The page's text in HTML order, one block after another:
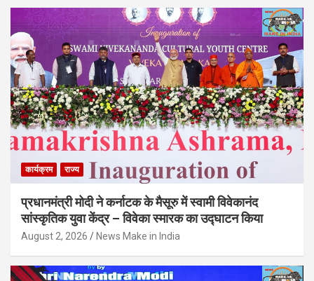
कार्यक्रम राज्य
प्रधानमंत्री मोदी ने कर्नाटक के मैसूरु में स्वामी विवेकानंद
सांस्कृतिक युवा केंद्र – विवेका स्मारक का उद्घाटन किया
August 2, 2026 News Make in India